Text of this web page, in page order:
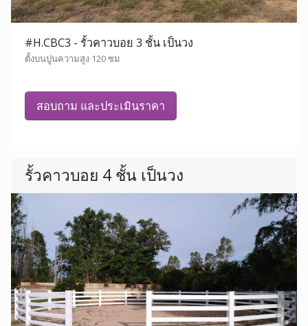
#H.CBC3 - รั้วคาวบอย 3 ชั้น เป็นวง
ตั้งบนปูนความสูง 120 ซม
สอบถาม และประเมินราคา
รั้วคาวบอย 4 ชั้น เป็นวง